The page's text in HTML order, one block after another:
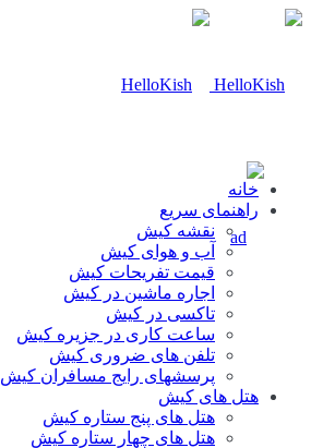
خانه
راهنمای سریع
نقشه کیش
آب و هوای کیش
قیمت تفریحات کیش
اجاره ماشین در کیش
تاکسی در کیش
ساعت کاری در جزیره کیش
تلفن های ضروری کیش
پرسشهای رایج مسافران کیش
هتل های کیش
هتل های پنج ستاره کیش
هتل های چهار ستاره کیش